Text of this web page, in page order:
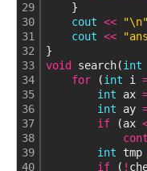
29
30
31
32
33
34
35
36
37
38
39
40
}
cout << "\n"
cout <<
}
void
search(int
for (int i
int ax
int ay
if (ax
int tmp
if ( !